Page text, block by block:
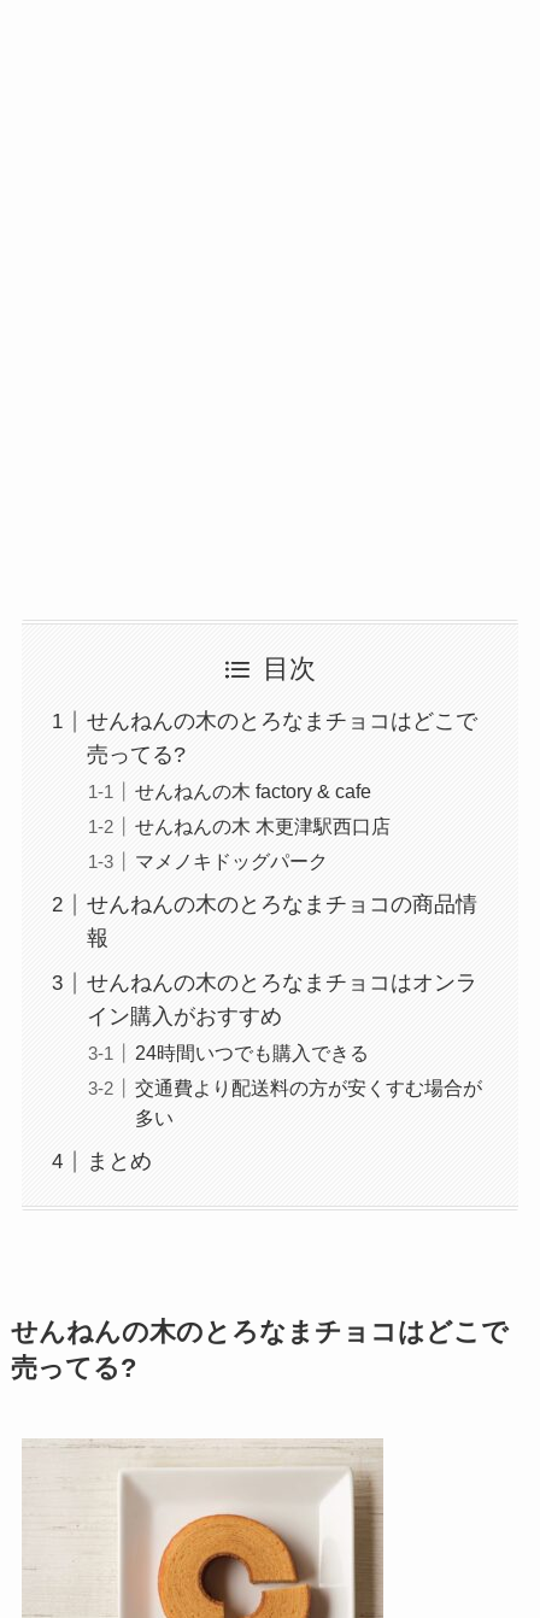
目次
せんねんの木のとろなまチョコはどこで
売ってる?
せんねんの木 factory & cafe
せんねんの木 木更津駅西口店
マメノキドッグパーク
せんねんの木のとろなまチョコの商品情
報
せんねんの木のとろなまチョコはオンラ
イン購入がおすすめ
24時間いつでも購入できる
交通費より配送料の方が安くすむ場合が
多い
まとめ
せんねんの木のとろなまチョコはどこで
売ってる?